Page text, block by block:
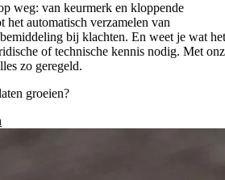
weg: van keurmerk en kloppende
het automatisch verzamelen van
bij klachten. En weet je wat het
of technische kennis nodig. Met
zo geregeld.
groeien?